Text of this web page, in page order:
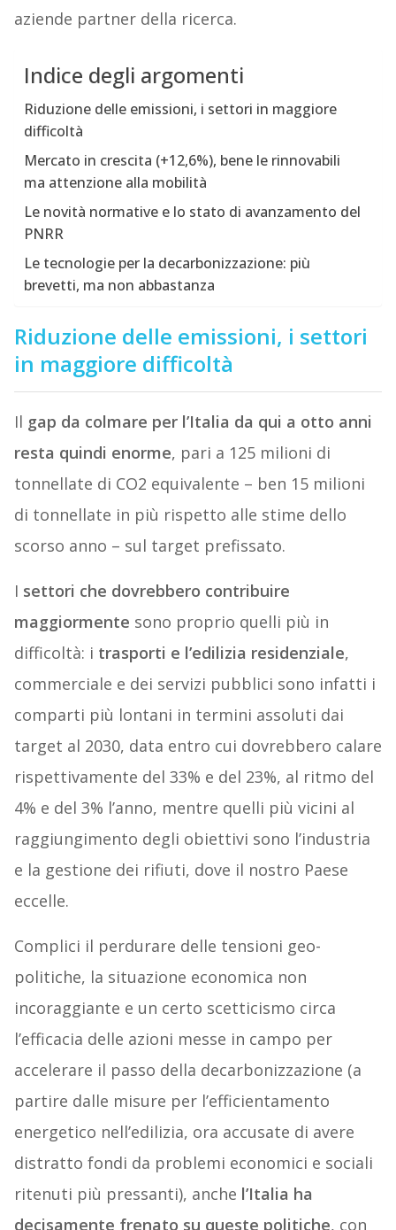
aziende partner della ricerca.
Indice degli argomenti
Riduzione delle emissioni, i settori in maggiore
difficoltà
Mercato in crescita (+12,6%), bene le rinnovabili
ma attenzione alla mobilità
Le novità normative e lo stato di avanzamento del
PNRR
Le tecnologie per la decarbonizzazione: più
brevetti, ma non abbastanza
Riduzione delle emissioni, i settori
in maggiore difficoltà
Il gap da colmare per l’Italia da qui a otto anni
resta quindi enorme, pari a 125 milioni di
tonnellate di CO2 equivalente – ben 15 milioni
di tonnellate in più rispetto alle stime dello
scorso anno – sul target prefissato.
I settori che dovrebbero contribuire
maggiormente sono proprio quelli più in
difficoltà: i trasporti e l’edilizia residenziale,
commerciale e dei servizi pubblici sono infatti i
comparti più lontani in termini assoluti dai
target al 2030, data entro cui dovrebbero calare
rispettivamente del 33% e del 23%, al ritmo del
4% e del 3% l’anno, mentre quelli più vicini al
raggiungimento degli obiettivi sono l’industria
e la gestione dei rifiuti, dove il nostro Paese
eccelle.
Complici il perdurare delle tensioni geo-
politiche, la situazione economica non
incoraggiante e un certo scetticismo circa
l’efficacia delle azioni messe in campo per
accelerare il passo della decarbonizzazione (a
partire dalle misure per l’efficientamento
energetico nell’edilizia, ora accusate di avere
distratto fondi da problemi economici e sociali
ritenuti più pressanti), anche l’Italia ha
decisamente frenato su queste politiche, con